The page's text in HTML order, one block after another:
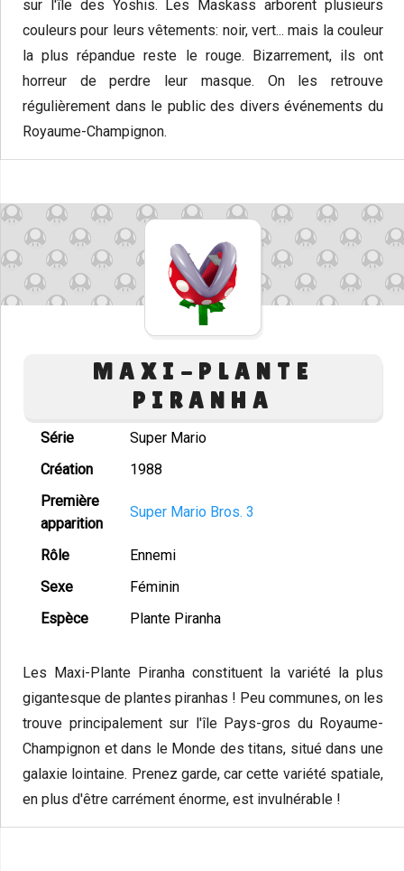
sur l'île des Yoshis. Les Maskass arborent plusieurs
couleurs pour leurs vêtements: noir, vert... mais la couleur
la plus répandue reste le rouge. Bizarrement, ils ont
horreur de perdre leur masque. On les retrouve
régulièrement dans le public des divers événements du
Royaume-Champignon.
MAXI-PLANTE
PIRANHA
Série
Super Mario
Création
1988
Première
apparition
Super Mario Bros. 3
Rôle
Ennemi
Sexe
Féminin
Espèce
Plante Piranha
Les Maxi-Plante Piranha constituent la variété la plus
gigantesque de plantes piranhas ! Peu communes, on les
trouve principalement sur l'île Pays-gros du Royaume-
Champignon et dans le Monde des titans, situé dans une
galaxie lointaine. Prenez garde, car cette variété spatiale,
en plus d'être carrément énorme, est invulnérable !